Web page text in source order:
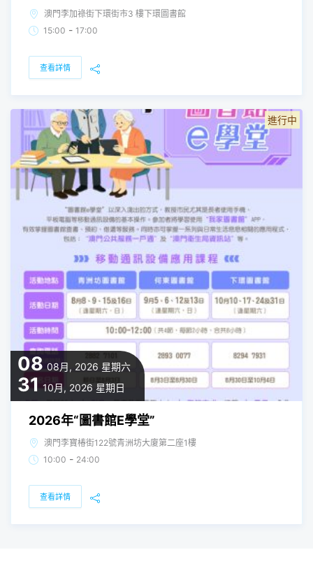
澳門李加祿街下環街市3 樓下環圖書館
15:00 - 17:00
查看詳情
08 08月, 2026 星期六
31 10月, 2026 星期日
進行中
2026年“圖書館E學堂”
澳門李寶椿街122號青洲坊大廈第二座1樓
10:00 - 24:00
查看詳情